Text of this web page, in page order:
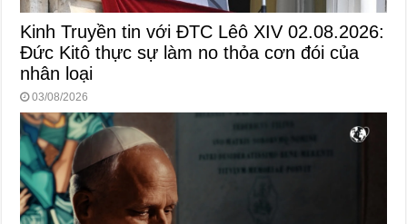
Kinh Truyền tin với ĐTC Lêô XIV 02.08.2026:
Đức Kitô thực sự làm no thỏa cơn đói của
nhân loại
03/08/2026